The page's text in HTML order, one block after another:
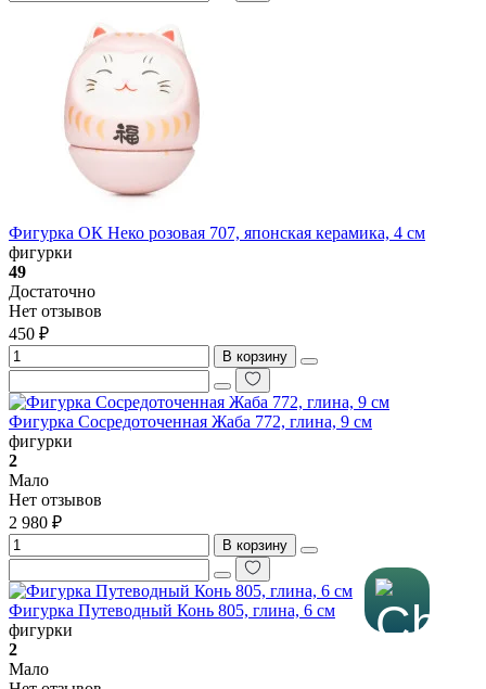
Фигурка ОК Неко розовая 707, японская керамика, 4 см
фигурки
49
Достаточно
Нет отзывов
450 ₽
В корзину
Фигурка Сосредоточенная Жаба 772, глина, 9 см
фигурки
2
Мало
Нет отзывов
2 980 ₽
В корзину
Фигурка Путеводный Конь 805, глина, 6 см
фигурки
2
Мало